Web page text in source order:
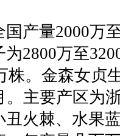
量2000万至
2800万至
株。金森女贞
。主要产区为
火棘、水果蓝